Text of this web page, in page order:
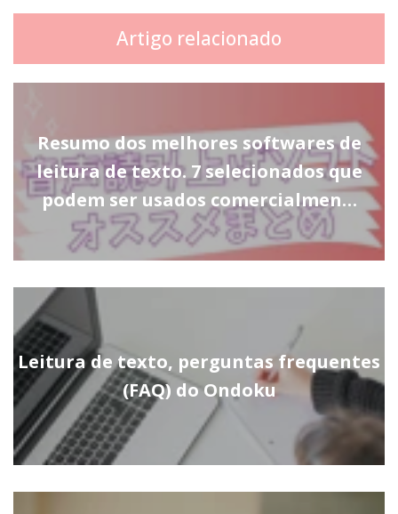
Artigo relacionado
Resumo dos melhores softwares de
leitura de texto. 7 selecionados que
podem ser usados comercialmen…
Leitura de texto, perguntas frequentes
(FAQ) do Ondoku